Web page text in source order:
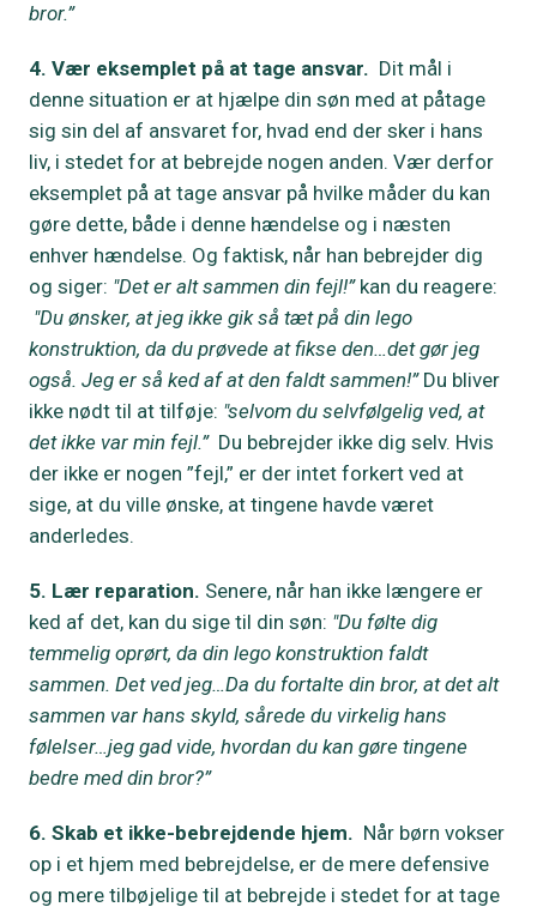
bror.”
4. Vær eksemplet på at tage ansvar. Dit mål i
denne situation er at hjælpe din søn med at påtage
sig sin del af ansvaret for, hvad end der sker i hans
liv, i stedet for at bebrejde nogen anden. Vær derfor
eksemplet på at tage ansvar på hvilke måder du kan
gøre dette, både i denne hændelse og i næsten
enhver hændelse. Og faktisk, når han bebrejder dig
og siger: "Det er alt sammen din fejl!” kan du reagere:
"Du ønsker, at jeg ikke gik så tæt på din lego
konstruktion, da du prøvede at fikse den…det gør jeg
også. Jeg er så ked af at den faldt sammen!” Du bliver
ikke nødt til at tilføje: "selvom du selvfølgelig ved, at
det ikke var min fejl.”Du bebrejder ikke dig selv. Hvis
der ikke er nogen ”fejl,” er der intet forkert ved at
sige, at du ville ønske, at tingene havde været
anderledes.
5. Lær reparation. Senere, når han ikke længere er
ked af det, kan du sige til din søn: "Du følte dig
temmelig oprørt, da din lego konstruktion faldt
sammen. Det ved jeg…Da du fortalte din bror, at det alt
sammen var hans skyld, sårede du virkelig hans
følelser…jeg gad vide, hvordan du kan gøre tingene
bedre med din bror?”
6. Skab et ikke-bebrejdende hjem. Når børn vokser
op i et hjem med bebrejdelse, er de mere defensive
og mere tilbøjelige til at bebrejde i stedet for at tage